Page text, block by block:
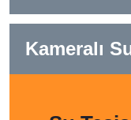
Kameralı